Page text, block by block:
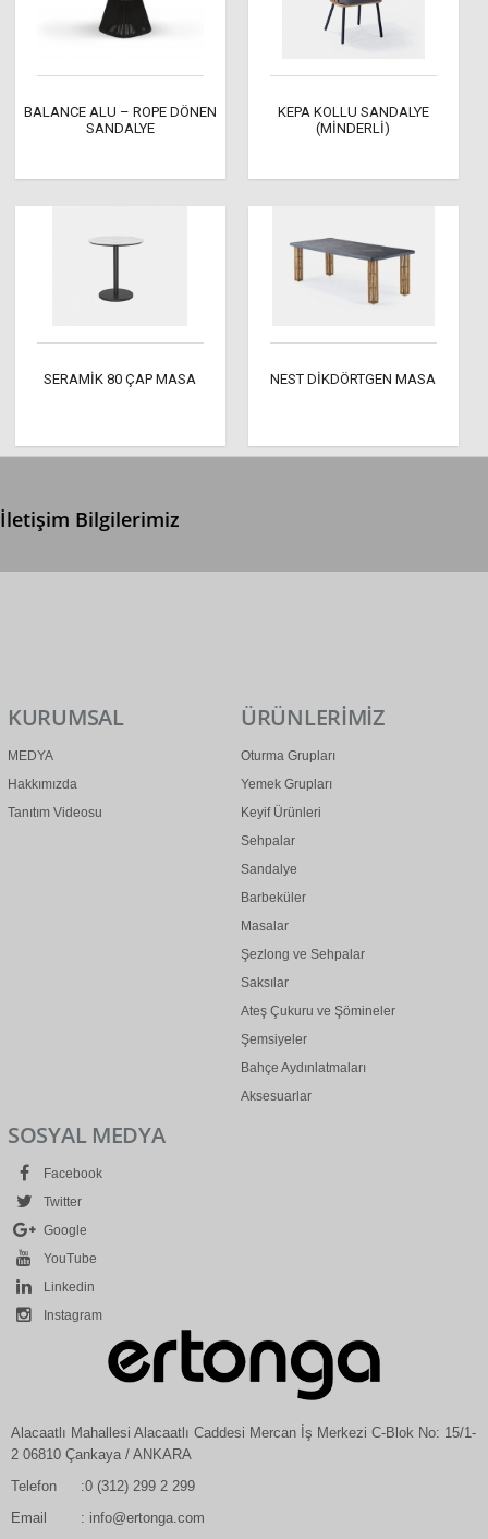
BALANCE ALU – ROPE DÖNEN
SANDALYE
KEPA KOLLU SANDALYE
(MİNDERLİ)
SERAMİK 80 ÇAP MASA NEST DİKDÖRTGEN MASA
İletişim Bilgilerimiz
KURUMSAL
MEDYA
Hakkımızda
Tanıtım Videosu
ÜRÜNLERİMİZ
Oturma Grupları
Yemek Grupları
Keyif Ürünleri
Sehpalar
Sandalye
Barbeküler
Masalar
Şezlong ve Sehpalar
Saksılar
Ateş Çukuru ve Şömineler
Şemsiyeler
Bahçe Aydınlatmaları
Aksesuarlar
SOSYAL MEDYA
Facebook
Twitter
Google
YouTube
Linkedin
Instagram
Alacaatlı Mahallesi Alacaatlı Caddesi Mercan İş Merkezi C-Blok No: 15/1-
2 06810 Çankaya / ANKARA
Telefon
:0 (312) 299 2 299
Email
: info@ertonga.com